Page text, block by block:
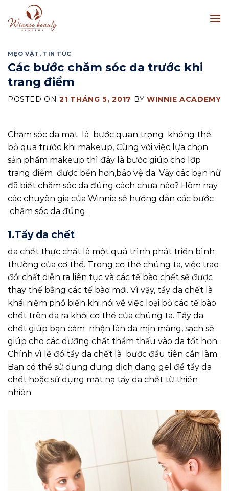
to
content
MẸO VẶT , TIN TỨC
Các bước chăm sóc da trước khi
trang điểm
POSTED ON 21 THÁNG 5, 2017 BYWINNIE ACADEMY
Chăm sóc da mặt là bước quan trọng không thể
bỏ qua trước khi makeup, Cùng với việc lựa chọn
sản phẩm makeup thì đây là bước giúp cho lớp
trang điểm được bền hơn,bảo vệ da. Vậy các bạn nữ
đã biết chăm sóc da đúng cách chưa nào? Hôm nay
các chuyên gia của Winnie sẽ hướng dẫn các bước
chăm sóc da đúng:
1.Tẩy da chết
da chết thực chất là một quá trình phát triển bình
thường của cơ thể. Trong cơ thể chúng ta, việc trao
đổi chất diễn ra liên tục và các tế bào chết sẽ được
thay thế bằng các tế bào mới. Vì vậy, tẩy da chết là
khái niệm phổ biến khi nói về việc loại bỏ các tế bào
chết trên da ra khỏi cơ thể của chúng ta. Tẩy da
chết giúp bạn cảm nhận làn da mịn màng, sạch sẽ
giúp cho các dưỡng chất thẩm thấu vào da tốt hơn.
Chính vì lẽ đó tẩy da chết là bước đầu tiên cần làm.
Bạn có thể sử dụng dung dịch dạng gel để tẩy da
chết hoặc sử dụng mặt nạ tẩy da chết từ thiên
nhiên